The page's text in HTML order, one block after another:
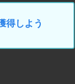
得しよう